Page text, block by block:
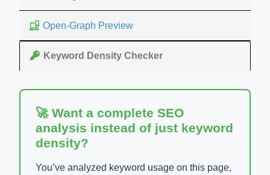
Open-Graph Preview
Keyword Density Checker
🚀 Want a complete SEO
analysis instead of just keyword
density?
You’ve analyzed keyword usage on this page,